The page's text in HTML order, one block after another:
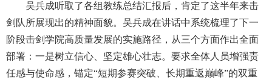
吴兵成听取了各组教练总结汇报后，肯定了这半年来击
剑队所展现出的精神面貌。吴兵成在讲话中系统梳理了下一
阶段击剑学院高质量发展的实施路径，从三个方面作出全面
部署：一是树立信心、坚定雄心壮志。要求全体人员增强责
任感与使命感，锚定“短期参赛突破、长期重返巅峰”的双重